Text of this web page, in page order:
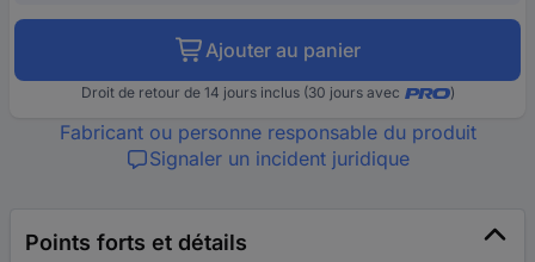
Ajouter au panier
Droit de retour de 14 jours inclus (30 jours avec )
Fabricant ou personne responsable du produit
Signaler un incident juridique
Points forts et détails